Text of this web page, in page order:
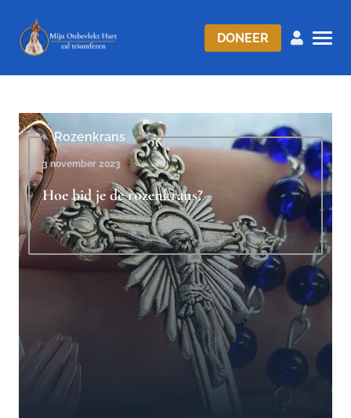
DONEER
Rozenkrans
3 november 2023
Hoe bid je de rozenkrans?